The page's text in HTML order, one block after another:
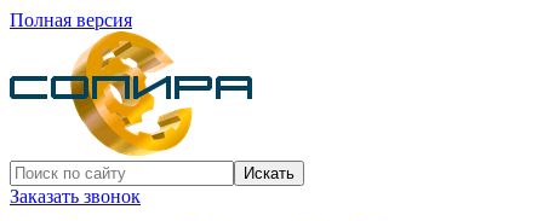
Полная версия
Заказать звонок